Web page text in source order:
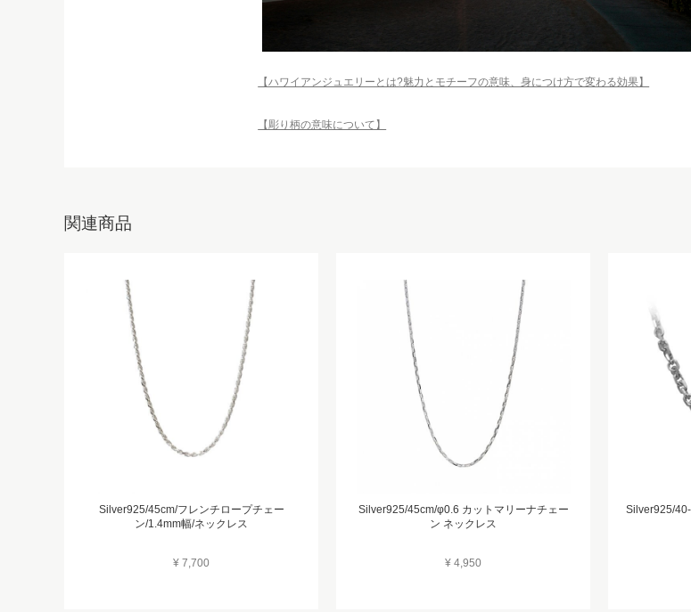
【ハワイアンジュエリーとは?魅力とモチーフの意味、身につけ方で変わる効果】
【彫り柄の意味について】
関連商品
Silver925/45cm/フレンチロープチェー
ン/1.4mm幅/ネックレス
¥ 7,700
Silver925/45cm/φ0.6 カットマリーナチェー
ン ネックレス
¥ 4,950
Silver925/